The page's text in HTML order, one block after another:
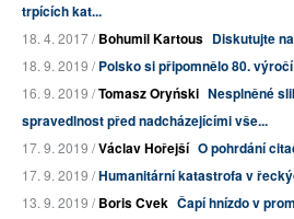
trpících kat...
18. 4. 2017 /Bohumil Kartous Diskutujte
18. 9. 2019 /Polsko si připomnělo 80.
16. 9. 2019 /Tomasz Oryński Nesplněné
spravedlnost před nadcházejícími vše...
17. 9. 2019 /Václav Hořejší O pohrdání
17. 9. 2019 /Humanitární katastrofa v
13. 9. 2019 /Boris Cvek Čapí hnízdo v